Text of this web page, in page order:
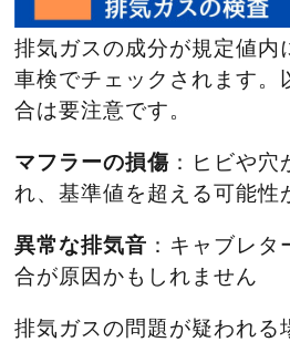
排気ガスの成分が規定値内
車検でチェックされます。
合は要注意です。
マフラーの損傷 ：ヒビや
れ、基準値を超える可能性
異常な排気音 ：キャブレ
合が原因かもしれません
排気ガスの問題が疑われる